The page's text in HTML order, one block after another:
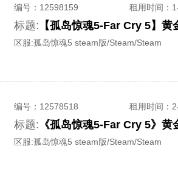
编号： 12598159 租用时间 ：
标题: 【孤岛惊魂5-Far Cry 5】
区服:孤岛惊魂5 steam版/Steam/Steam
编号： 12578518 租用时间 ：
标题: 《孤岛惊魂5-Far Cry 5》
区服:孤岛惊魂5 steam版/Steam/Steam